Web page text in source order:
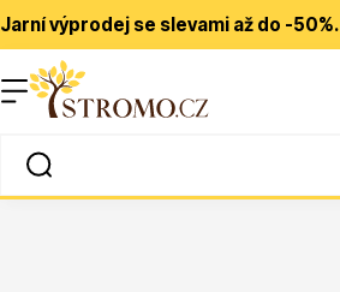
Jarní výprodej se slevami až do -50%.
Rady a tipy